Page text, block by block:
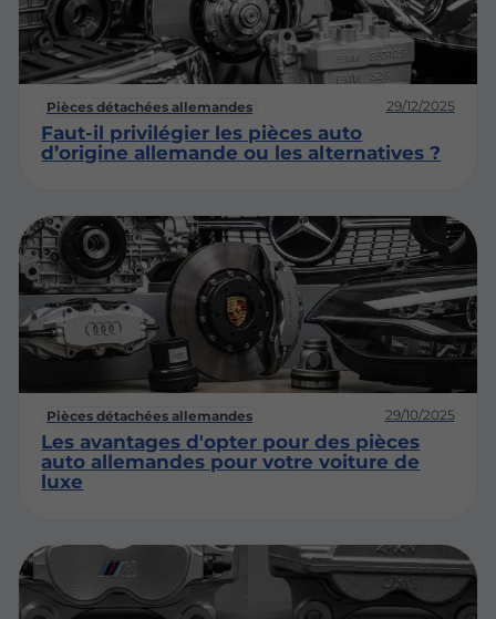
Pièces détachées allemandes 29/12/2025
Faut-il privilégier les pièces auto
d’origine allemande ou les alternatives ?
Pièces détachées allemandes 29/10/2025
Les avantages d'opter pour des pièces
auto allemandes pour votre voiture de
luxe